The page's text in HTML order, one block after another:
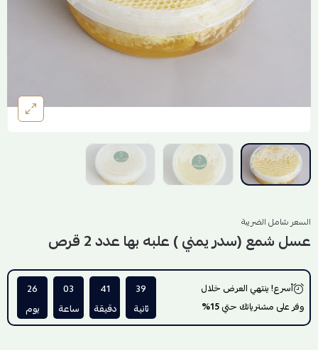
السعر شامل الضريبة
عسل شمع (سدر يمني ) علبه بها عدد 2 قرص
أسرع! ينتهي العرض خلال
وفر على مشترياتك حتي15%
38
ثانية
41
دقيقة
03
ساعة
26
يوم